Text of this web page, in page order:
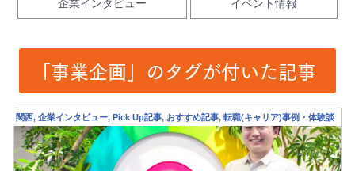
企業インタビュー イベント情報
「事業企画」のタグが付いた記事
関西, 企業インタビュー, Pick Up記事, おすすめ記事, 転職(キャリア)事例・体験談